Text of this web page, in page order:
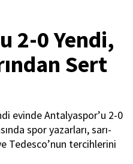
2-0 Yendi,
Sert
evinde Antalyaspor’u 2-0
spor yazarları, sarı-
Tedesco’nun tercihlerini